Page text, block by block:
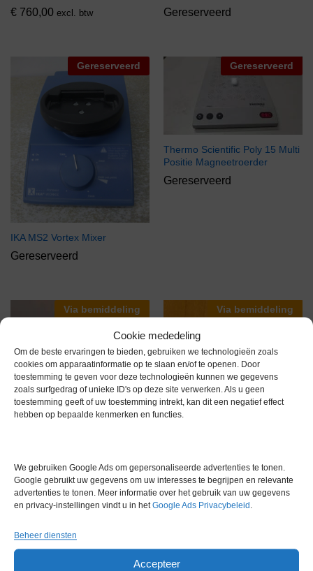
Cookie mededeling
Om de beste ervaringen te bieden, gebruiken we technologieën zoals
cookies om apparaatinformatie op te slaan en/of te openen. Door
toestemming te geven voor deze technologieën kunnen we gegevens
zoals surfgedrag of unieke ID's op deze site verwerken. Als u geen
toestemming geeft of uw toestemming intrekt, kan dit een negatief effect
hebben op bepaalde kenmerken en functies.
We gebruiken Google Ads om gepersonaliseerde advertenties te tonen.
Google gebruikt uw gegevens om uw interesses te begrijpen en relevante
advertenties te tonen. Meer informatie over het gebruik van uw gegevens
en privacy-instellingen vindt u in hetGoogle Ads Privacybeleid .
Beheer diensten
Accepteer
€ 760,00 excl. btw Gereserveerd
Gereserveerd
IKA MS2 Vortex Mixer
Gereserveerd
Gereserveerd
Thermo Scientific Poly 15 Multi
Positie Magneetroerder
Gereserveerd
Via bemiddeling
IKA Vibrax VXR VX4 Schudder
€445,00 excl. btw
Via bemiddeling